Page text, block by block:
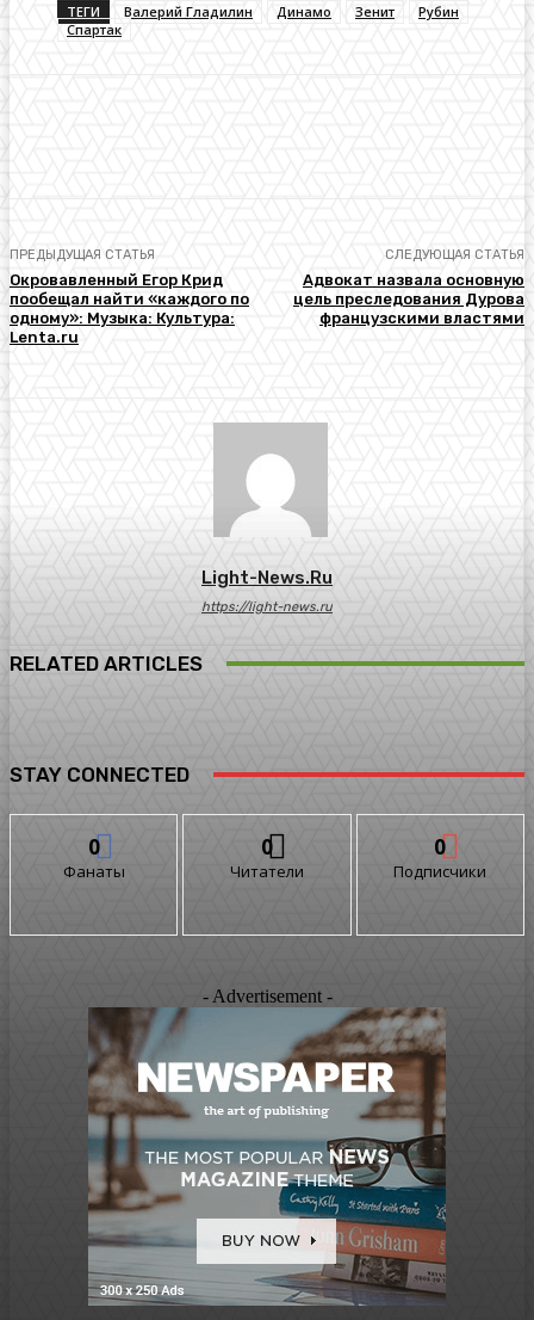
ТЕГИ Валерий Гладилин Динамо Зенит
Рубин
Спартак
ПРЕДЫДУЩАЯ СТАТЬЯ
Окровавленный Егор Крид
пообещал найти «каждого по
одному»: Музыка: Культура:
Lenta.ru
СЛЕДУЮЩАЯ СТАТЬЯ
Адвокат назвала основную
цель преследования Дурова
французскими властями
Light-News.ru
https://light-news.ru
RELATED ARTICLES
STAY CONNECTED
0
Фанаты
0
Читатели
0
Подписчики
- Advertisement -